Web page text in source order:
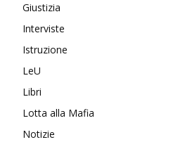
Giustizia
Interviste
Istruzione
LeU
Libri
Lotta alla Mafia
Notizie